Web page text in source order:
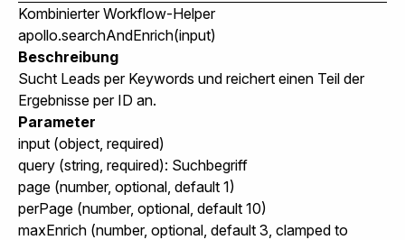
Kombinierter Workflow-Helper
apollo.searchAndEnrich(input)
Beschreibung
Sucht Leads per Keywords und reichert einen Teil der
Ergebnisse per ID an.
Parameter
input (object, required)
query (string, required): Suchbegriff
page (number, optional, default 1)
perPage (number, optional, default 10)
maxEnrich (number, optional, default 3, clamped to